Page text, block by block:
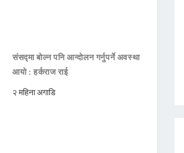
संसद्मा बोल्न पनि आन्दोलन गर्नुपर्ने अवस्था
आयो : हर्कराज राई
२ महिना अगाडि